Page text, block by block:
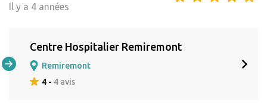
Il y a 4 années
Centre Hospitalier Remiremont
Remiremont
4 - 4 avis